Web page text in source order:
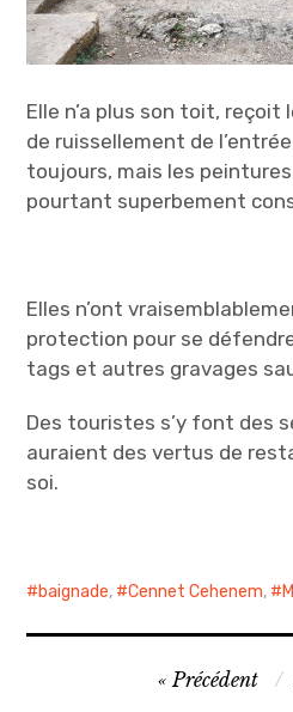
Elle n’a plus son toit,
de ruissellement de
toujours, mais les
pourtant superbement
Elles n’ont
protection pour se
tags et autres gravages
Des touristes s’y font des
auraient des vertus de
soi.
baignade, Cennet Cehenem,
NavigationPrécédent